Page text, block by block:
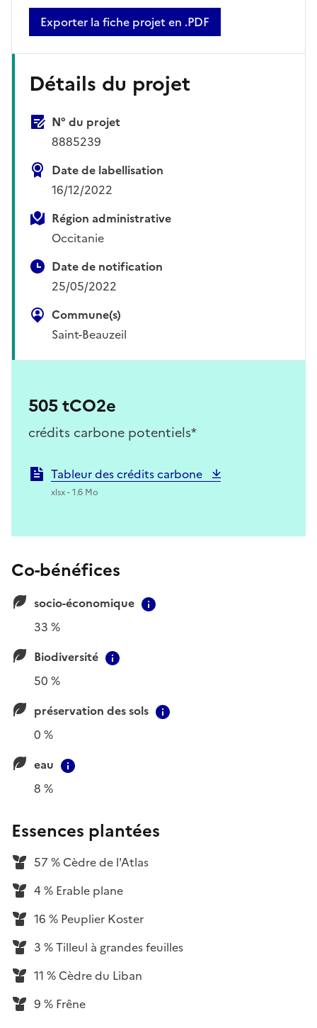
Exporter la fiche projet en .PDF
Détails du projet
N° du projet
8885239
Date de labellisation
16/12/2022
Région administrative
Occitanie
Date de notification
25/05/2022
Commune(s)
Saint-Beauzeil
505 tCO2e
crédits carbone potentiels*
Tableur des crédits carbone
xlsx - 1.6 Mo
Co-bénéfices
socio-économique
33 %
Biodiversité
50 %
préservation des sols
0 %
eau
8 %
Essences plantées
57 % Cèdre de l'Atlas
4 % Erable plane
16 % Peuplier Koster
3 % Tilleul à grandes feuilles
11 % Cèdre du Liban
9 % Frêne